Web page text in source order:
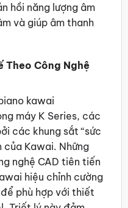
hồi năng lượng âm
và giúp âm thanh
Theo Công Nghệ
kawai
máy K Series, các
các khung sắt “sức
của Kawai. Những
nghệ CAD tiên tiến
hiệu chỉnh cường
phù hợp với thiết